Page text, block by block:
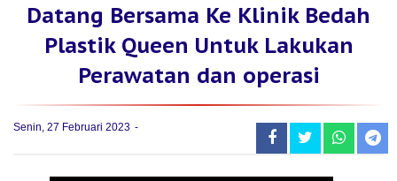
Datang Bersama Ke Klinik Bedah
Plastik Queen Untuk Lakukan
Perawatan dan operasi
Senin, 27 Februari 2023